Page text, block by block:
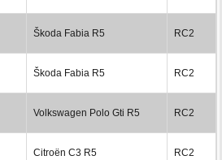
Škoda Fabia R5 RC2
Škoda Fabia R5 RC2
Volkswagen Polo Gti R5 RC2
Citroën C3 R5 RC2